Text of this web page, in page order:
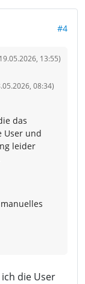
#4
13:55)
08:34)
das
User und
leider
die User